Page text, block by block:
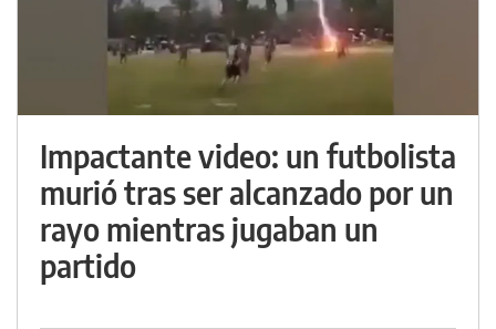
Impactante video: un futbolista
murió tras ser alcanzado por un
rayo mientras jugaban un
partido